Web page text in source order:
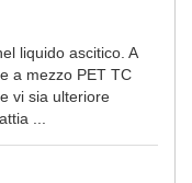
liquido ascitico. A
a mezzo PET TC
vi sia ulteriore
...